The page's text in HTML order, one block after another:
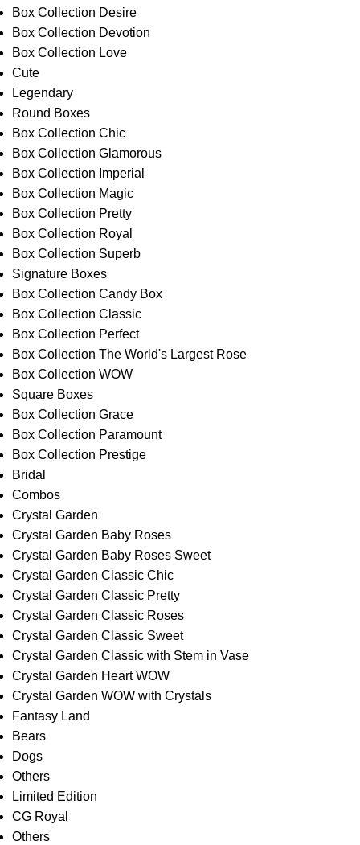
Box Collection Desire
Box Collection Devotion
Box Collection Love
Cute
Legendary
Round Boxes
Box Collection Chic
Box Collection Glamorous
Box Collection Imperial
Box Collection Magic
Box Collection Pretty
Box Collection Royal
Box Collection Superb
Signature Boxes
Box Collection Candy Box
Box Collection Classic
Box Collection Perfect
Box Collection The World's Largest Rose
Box Collection WOW
Square Boxes
Box Collection Grace
Box Collection Paramount
Box Collection Prestige
Bridal
Combos
Crystal Garden
Crystal Garden Baby Roses
Crystal Garden Baby Roses Sweet
Crystal Garden Classic Chic
Crystal Garden Classic Pretty
Crystal Garden Classic Roses
Crystal Garden Classic Sweet
Crystal Garden Classic with Stem in Vase
Crystal Garden Heart WOW
Crystal Garden WOW with Crystals
Fantasy Land
Bears
Dogs
Others
Limited Edition
CG Royal
Others